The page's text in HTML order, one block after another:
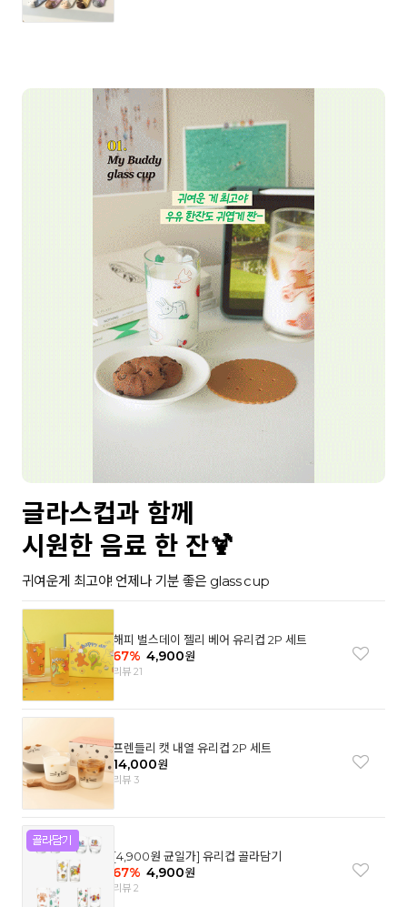
글라스컵과 함께
시원한 음료 한 잔🍹
귀여운게 최고야! 언제나 기분 좋은 glass cup
해피 벌스데이 젤리 베어 유리컵 2P 세트
67% 4,900원
리뷰 21
프렌들리 캣 내열 유리컵 2P 세트
14,000원
리뷰 3
[4,900원 균일가] 유리컵 골라담기
67% 4,900원
리뷰 2